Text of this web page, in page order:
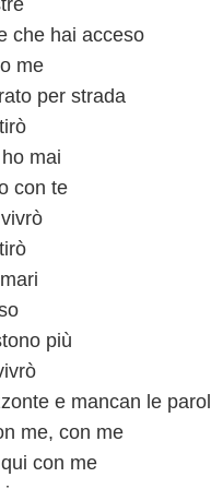
che hai acceso
me
per strada
mai
con te
più
e mancan le
me, con me
con me